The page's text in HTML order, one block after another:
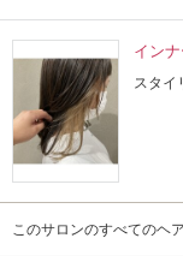
イン
スタイ
このサロンのすべてのヘ